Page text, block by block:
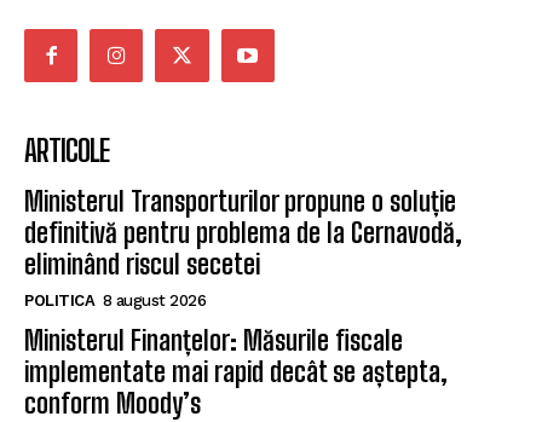
ARTICOLE
Ministerul Transporturilor propune o soluție
definitivă pentru problema de la Cernavodă,
eliminând riscul secetei
POLITICA 8 august 2026
Ministerul Finanțelor: Măsurile fiscale
implementate mai rapid decât se aștepta,
conform Moody’s